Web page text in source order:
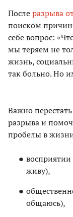
Послеразрыва
поиском
себе вопрос:
мы теряем не
жизнь,
так больно. Но
Важно
разрыва и
пробелы в
восприятии
живу),
общаюсь),